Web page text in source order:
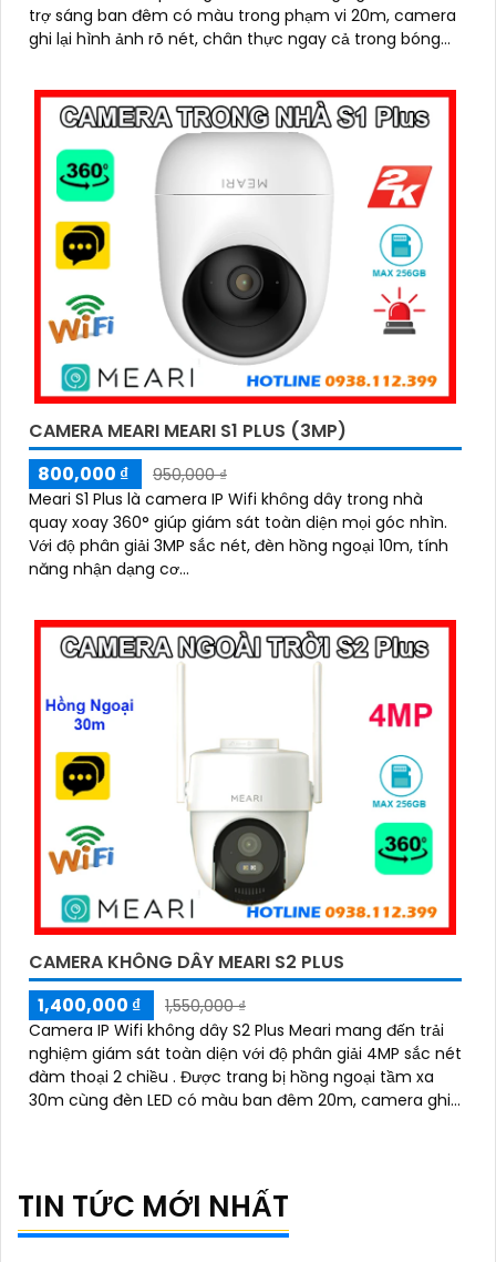
trợ sáng ban đêm có màu trong phạm vi 20m, camera
ghi lại hình ảnh rõ nét, chân thực ngay cả trong bóng
256GB, còi hú cảnh báo và chuẩn chống nước IP66,
MEARI L1 Plus mang đến sự an tâm tuyệt đối cho không
gian sống của bạn
CAMERA MEARI MEARI S1 PLUS (3MP)
800,000 ₫
950,000 ₫
Meari S1 Plus là camera IP Wifi không dây trong nhà
quay xoay 360° giúp giám sát toàn diện mọi góc nhìn.
Với độ phân giải 3MP sắc nét, đèn hồng ngoại 10m, tính
năng nhận dạng cơ...
CAMERA KHÔNG DÂY MEARI S2 PLUS
1,400,000 ₫
1,550,000 ₫
Camera IP Wifi không dây S2 Plus Meari mang đến trải
nghiệm giám sát toàn diện với độ phân giải 4MP sắc nét
đàm thoại 2 chiều . Được trang bị hồng ngoại tầm xa
30m cùng đèn LED có màu ban đêm 20m, camera ghi
TIN TỨC MỚI NHẤT